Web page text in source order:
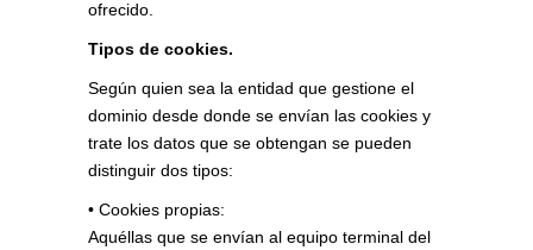
ofrecido.
Tipos de cookies.
Según quien sea la entidad que gestione el
dominio desde donde se envían las cookies y
trate los datos que se obtengan se pueden
distinguir dos tipos:
• Cookies propias:
Aquéllas que se envían al equipo terminal del